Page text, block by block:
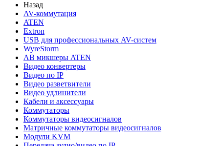
Назад
AV-коммутация
ATEN
Extron
USB для профессиональных AV-систем
WyreStorm
АВ микшеры ATEN
Видео конвертеры
Видео по IP
Видео разветвители
Видео удлинители
Кабели и аксессуары
Коммутаторы
Коммутаторы видеосигналов
Матричные коммутаторы видеосигналов
Модули KVM